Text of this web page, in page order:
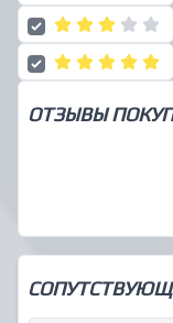
ОТЗЫВЫ